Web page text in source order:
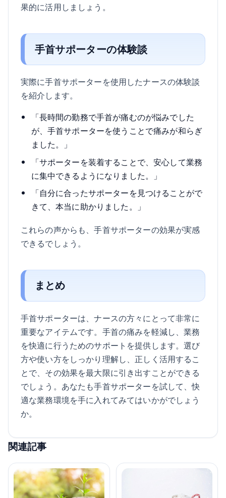
果的に活用しましょう。
手首サポーターの体験談
実際に手首サポーターを使用したナースの体験談
を紹介します。
「長時間の勤務で手首が痛むのが悩みでした
が、手首サポーターを使うことで痛みが和らぎ
ました。」
「サポーターを装着することで、安心して業務
に集中できるようになりました。」
「自分に合ったサポーターを見つけることがで
きて、本当に助かりました。」
これらの声からも、手首サポーターの効果が実感
できるでしょう。
まとめ
手首サポーターは、ナースの方々にとって非常に
重要なアイテムです。手首の痛みを軽減し、業務
を快適に行うためのサポートを提供します。選び
方や使い方をしっかり理解し、正しく活用するこ
とで、その効果を最大限に引き出すことができる
でしょう。あなたも手首サポーターを試して、快
適な業務環境を手に入れてみてはいかがでしょう
か。
関連記事